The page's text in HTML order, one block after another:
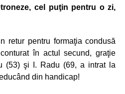
cel puţin pentru o zi,
retur pentru formaţia condusă
în actul secund, graţie
(53) şi I. Radu (69, a intrat la
din handicap!